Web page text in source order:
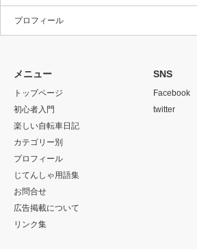
プロフィール
メニュー
トップページ
初心者入門
楽しい自転車日記
カテゴリー別
プロフィール
じてんしゃ用語集
お問合せ
広告掲載について
リンク集
SNS
Facebook
twitter